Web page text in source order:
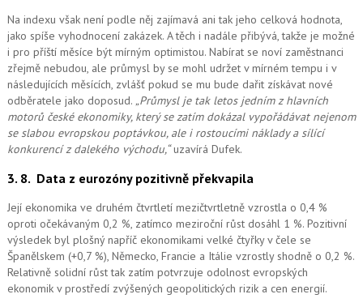
Na indexu však není podle něj zajímavá ani tak jeho celková hodnota,
jako spíše vyhodnocení zakázek. A těch i nadále přibývá, takže je možné
i pro příští měsíce být mírným optimistou. Nabírat se noví zaměstnanci
zřejmě nebudou, ale průmysl by se mohl udržet v mírném tempu i v
následujících měsících, zvlášť pokud se mu bude dařit získávat nové
odběratele jako doposud. „Průmysl je tak letos jedním z hlavních
motorů české ekonomiky, který se zatím dokázal vypořádávat nejenom
se slabou evropskou poptávkou, ale i rostoucími náklady a sílící
konkurencí z dalekého východu,“uzavírá Dufek.
3. 8. Data z eurozóny pozitivně překvapila
Její ekonomika ve druhém čtvrtletí mezičtvrtletně vzrostla o 0,4 %
oproti očekávaným 0,2 %, zatímco meziroční růst dosáhl 1 %. Pozitivní
výsledek byl plošný napříč ekonomikami velké čtyřky v čele se
Španělskem (+0,7 %), Německo, Francie a Itálie vzrostly shodně o 0,2 %.
Relativně solidní růst tak zatím potvrzuje odolnost evropských
ekonomik v prostředí zvýšených geopolitických rizik a cen energií.